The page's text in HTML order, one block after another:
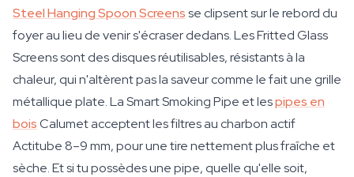
Steel Hanging Spoon Screensse clipsent sur le rebord du
foyer au lieu de venir s'écraser dedans. Les Fritted Glass
Screens sont des disques réutilisables, résistants à la
chaleur, qui n'altèrent pas la saveur comme le fait une grille
métallique plate. La Smart Smoking Pipe et lespipes en
boisCalumet acceptent les filtres au charbon actif
Actitube 8–9 mm, pour une tire nettement plus fraîche et
sèche. Et si tu possèdes une pipe, quelle qu'elle soit,